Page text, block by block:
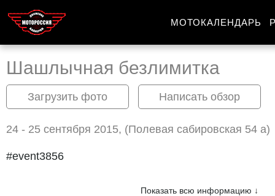
МОТОКАЛЕНДАРЬ
Шашлычная безлимитка
Загрузить фото Написать обзор
24 - 25 сентября 2015, (Полевая сабировская 54 а)
#event3856
Показать всю информацию ↓